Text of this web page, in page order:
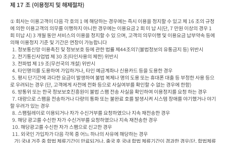
제 17 조 (이용정지 및 해제절차)
① 회사는 이용고객이 다음 각 호의 1 에 해당하는 경우에는 즉시 이용을 정지할 수 있고 제 16 조의 규정
에 의한 이용고객의 의무를 이행하지 아니한 경우에는 이용요금 2 회 미 납 시(단, 7 만원 이상의 경우 1
회 미납 시) 3 개월 동안 서비스의 이용을 정지할 수 있 으며, 고객의 의무이행 및 이용요금 납부약속 등에
의해 이용정지 기준 및 기간은 연장이 가능합니다
로 우려되는 경우 (단, 고객에게 사전에 전화 등으로 사실여부를 확인할 수 없는 경우에 한함)
할 우려가 있는 경우